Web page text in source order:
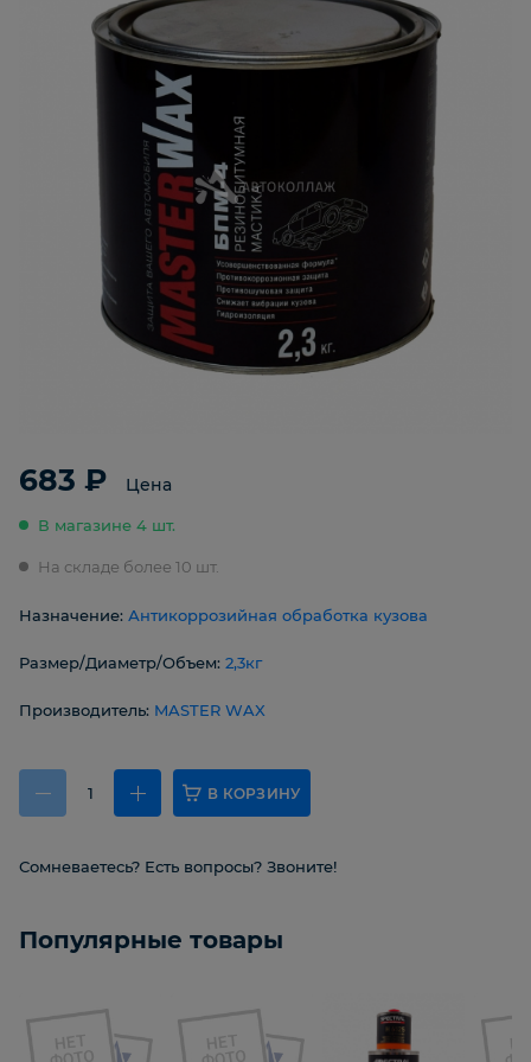
683 ₽ Цена
В магазине 4 шт.
На складе более 10 шт.
Назначение: Антикоррозийная обработка кузова
Размер/Диаметр/Объем: 2,3кг
Производитель: MASTER WAX
В КОРЗИНУ
Сомневаетесь? Есть вопросы? Звоните!
Популярные товары